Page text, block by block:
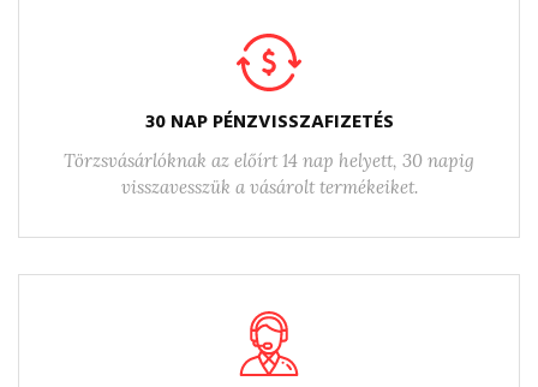
30 NAP PÉNZVISSZAFIZETÉS
Törzsvásárlóknak az előírt 14 nap helyett, 30 napig
visszavesszük a vásárolt termékeiket.